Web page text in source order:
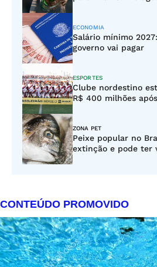
ECONOMIA
Salário mínimo
governo vai pagar
ESPORTES
Clube nordestino
R$ 400 milhões
ZONA PET
Peixe popular no
extinção e pode ter